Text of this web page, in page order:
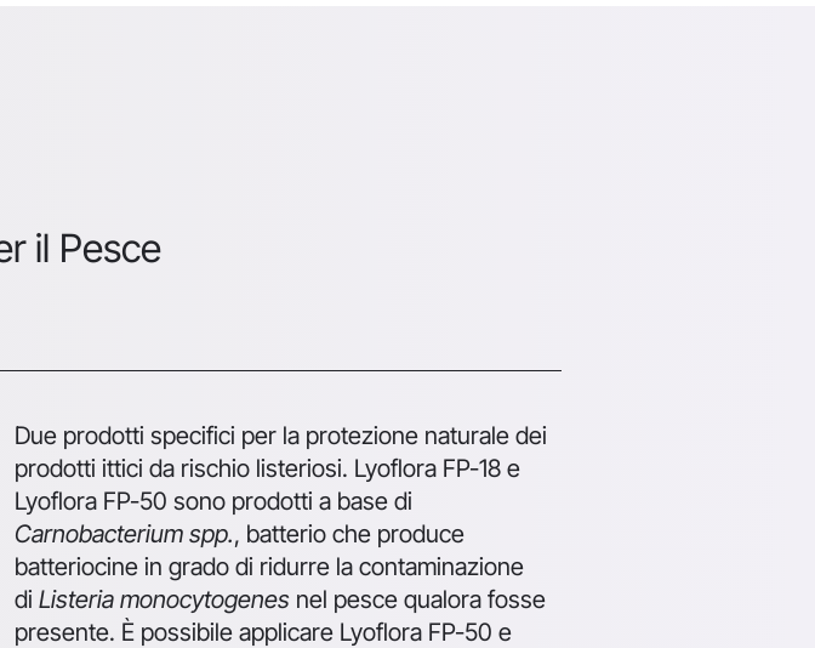
il Pesce
Due prodotti specifici per la protezione naturale dei
prodotti ittici da rischio listeriosi. Lyoflora FP-18 e
Lyoflora FP-50 sono prodotti a base di
Carnobacterium spp., batterio che produce
batteriocine in grado di ridurre la contaminazione
di Listeria monocytogenes nel pesce qualora fosse
presente. È possibile applicare Lyoflora FP-50 e